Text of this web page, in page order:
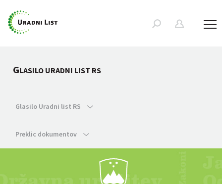
GLASILO URADNI LIST RS
Glasilo Uradni list RS
Preklic dokumentov